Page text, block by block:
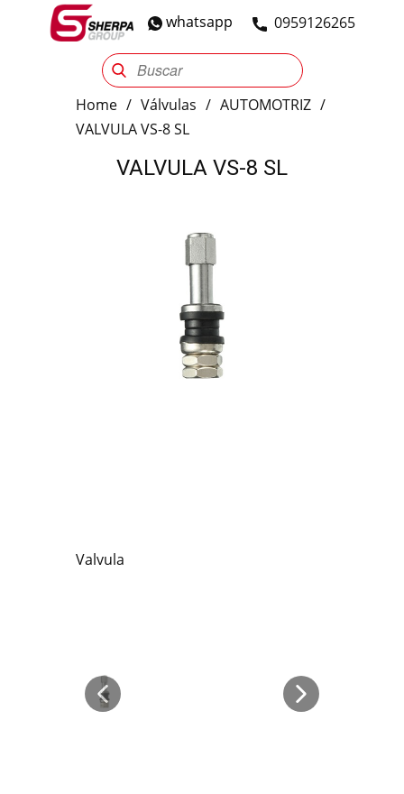
​0959126265
whatsapp
Sherpa Group Reencauche Automotriz
Home / Válvulas / AUTOMOTRIZ /
VALVULA VS-8 SL
VALVULA VS-8 SL
Valvula